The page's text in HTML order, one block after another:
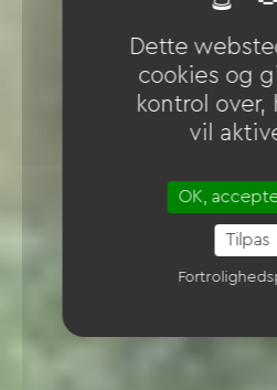
Dette
cookies og
kontrol over,
vil
OK,
Tilpas